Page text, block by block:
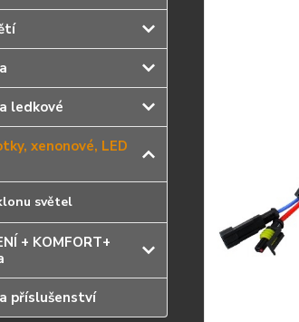
ledkové
xenonové, LED
světel
+ KOMFORT+
příslušenství